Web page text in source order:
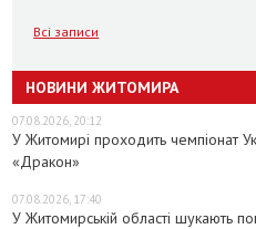
Всі записи
НОВИНИ ЖИТОМИРА
07.08.2026, 20:12
У Житомирі проходить чемпіонат
«Дракон»
07.08.2026, 17:40
У Житомирській області шукають